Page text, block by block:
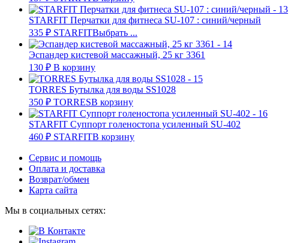
STARFIT Перчатки для фитнеса SU-107 : синий/черный
335 ₽ STARFITВыбрать ...
Эспандер кистевой массажный, 25 кг 3361
130 ₽ В корзину
TORRES Бутылка для воды SS1028
350 ₽ TORRESВ корзину
STARFIT Суппорт голеностопа усиленный SU-402
460 ₽ STARFITВ корзину
Сервис и помощь
Оплата и доставка
Возврат/обмен
Карта сайта
Мы в социальных сетях: